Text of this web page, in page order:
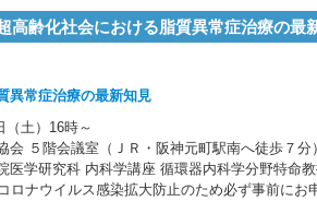
高齢化社会における脂質異常症治療の最
異常症治療の最新知見
土）16時～
５階会議室（ＪＲ・阪神元町駅南へ徒歩
研究科 内科学講座 循環器内科学分野特命
ウイルス感染拡大防止のため必ず事前にお